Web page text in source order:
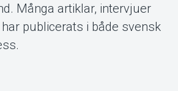
Många artiklar, intervjuer
publicerats i både svensk